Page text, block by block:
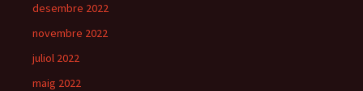
desembre 2022
novembre 2022
juliol 2022
maig 2022